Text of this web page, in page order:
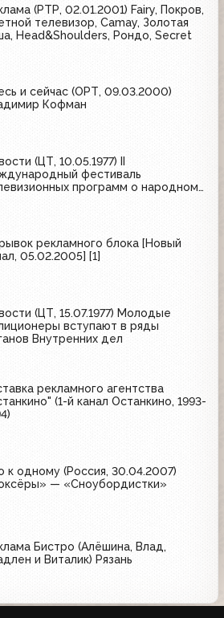
(РТР, 02.01.2001) Fairy, Покров,
телевизор, Camay, Золотая
Head&Shoulders, Рондо, Secret
и сейчас (ОРТ, 09.03.2000)
Кофман
(ЦТ, 10.05.1977) II
фестиваль
программ о народном
рекламного блока [Новый
05.02.2005] [1]
(ЦТ, 15.07.1977) Молодые
вступают в ряды
Внутренних дел
рекламного агентства
(1-й канал Останкино, 1993-
к одному (Россия, 30.04.2007)
— «Сноубордистки»
Бистро (Алёшина, Влад,
и Виталик) Рязань